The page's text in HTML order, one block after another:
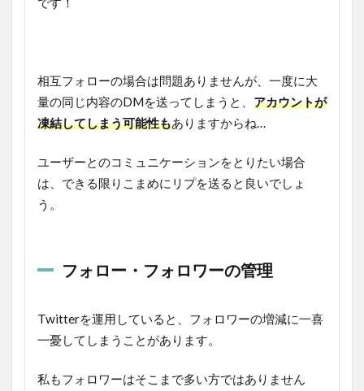
相互フォローの場合は問題ありませんが、一度に大
量の同じ内容のDMを送ってしまうと、 アカウントが
凍結してしまう可能性もありますからね…
ユーザーとのコミュニケーションをとりたい場合
は、できる限りこまめにリプを送ると良いでしょ
う。
フォロー・フォロワーの管理
Twitterを運用していると、フォロワーの増減に一喜
一憂してしまうことがあります。
私もフォロワーはそこまで多い方ではありません